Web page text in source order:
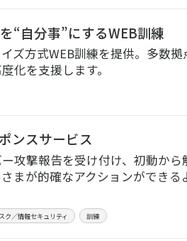
“自分事”にするWEB訓練
ズ方式WEB訓練を提供。多数拠
化を支援します。
ンスサービス
攻撃報告を受け付け、初動から
まが的確なアクションができる
ク／情報セキュリティ 訓練